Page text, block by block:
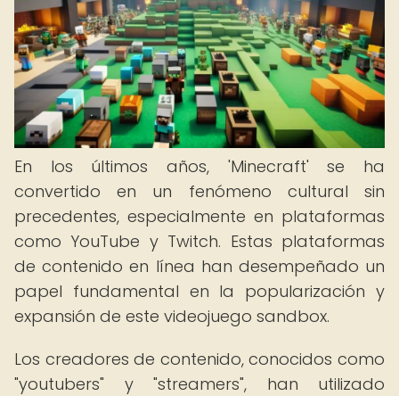
En los últimos años, 'Minecraft' se ha
convertido en un fenómeno cultural sin
precedentes, especialmente en plataformas
como YouTube y Twitch. Estas plataformas
de contenido en línea han desempeñado un
papel fundamental en la popularización y
expansión de este videojuego sandbox.
Los creadores de contenido, conocidos como
"youtubers" y "streamers", han utilizado